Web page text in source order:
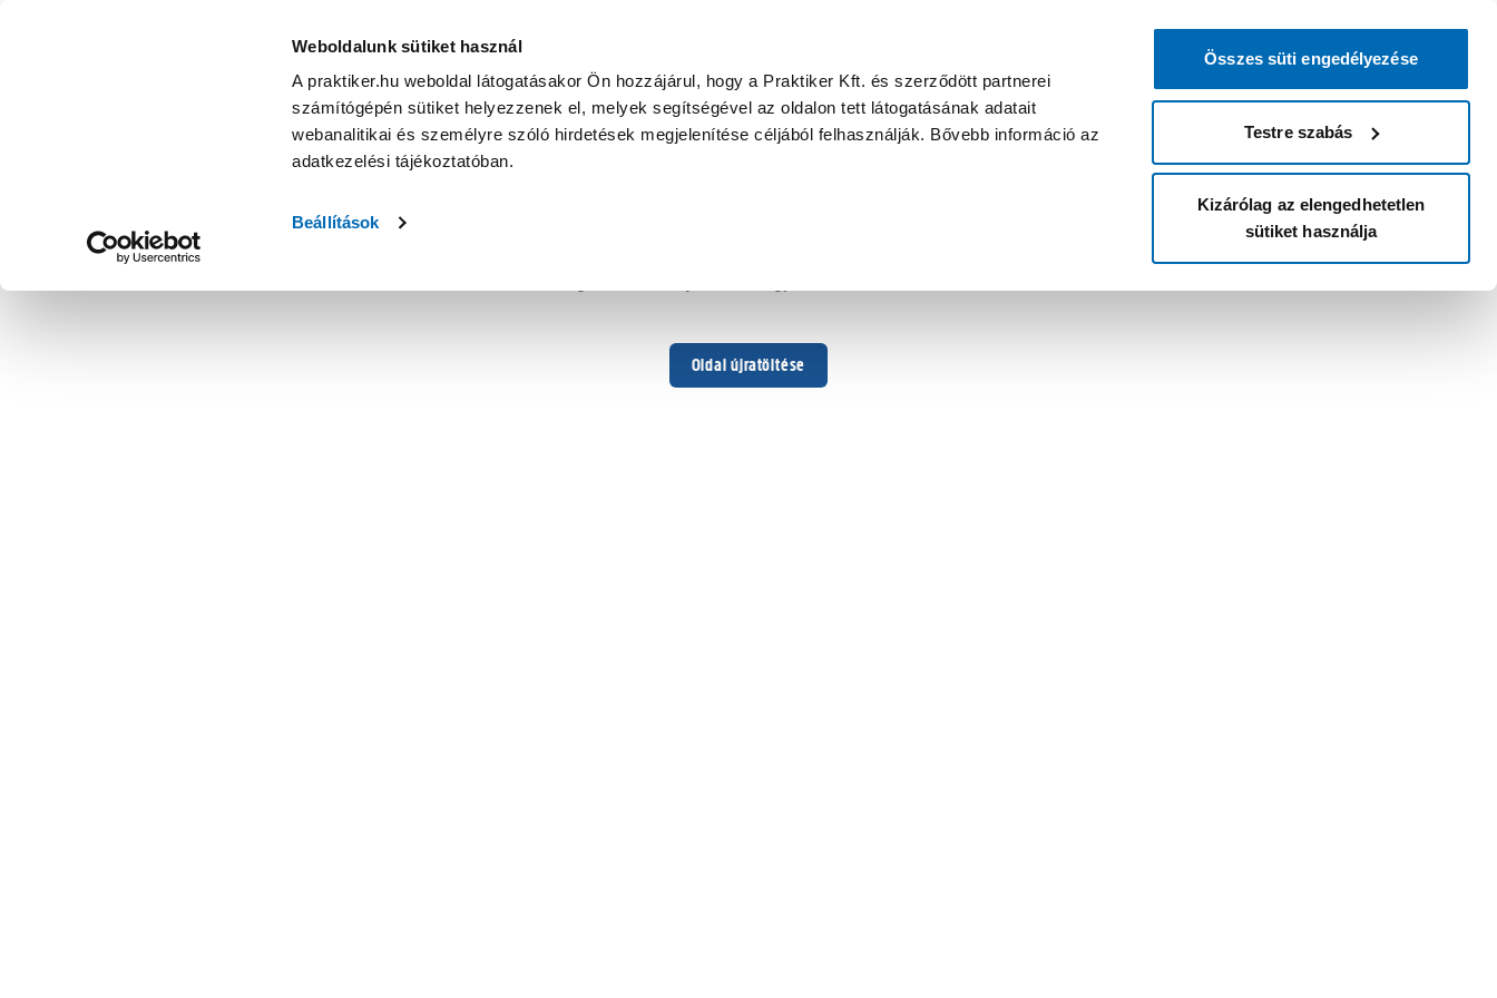
Weboldalunk sütiket használ
A praktiker.hu weboldal látogatásakor Ön hozzájárul, hogy a Praktiker Kft. és szerződött partnerei
számítógépén sütiket helyezzenek el, melyek segítségével az oldalon tett látogatásának adatait
webanalitikai és személyre szóló hirdetések megjelenítése céljából felhasználják. Bővebb információ az
adatkezelési tájékoztatóban.
Beállítások
Összes süti engedélyezése
Testre szabás
Kizárólag az elengedhetetlen
sütiket használja
Oldal újratöltése